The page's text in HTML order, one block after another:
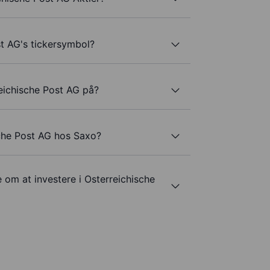
AG's tickersymbol?
Post AG på?
Post AG hos Saxo?
at investere i Osterreichische